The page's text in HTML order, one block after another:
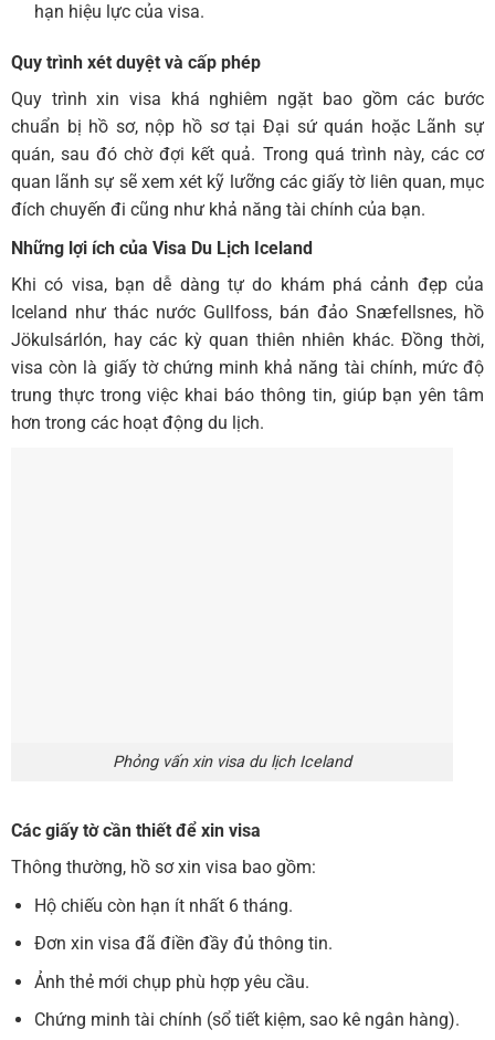
hạn hiệu lực của visa.
Quy trình xét duyệt và cấp phép
Quy trình xin visa khá nghiêm ngặt bao gồm các bước
chuẩn bị hồ sơ, nộp hồ sơ tại Đại sứ quán hoặc Lãnh sự
quán, sau đó chờ đợi kết quả. Trong quá trình này, các cơ
quan lãnh sự sẽ xem xét kỹ lưỡng các giấy tờ liên quan, mục
đích chuyến đi cũng như khả năng tài chính của bạn.
Những lợi ích của Visa Du Lịch Iceland
Khi có visa, bạn dễ dàng tự do khám phá cảnh đẹp của
Iceland như thác nước Gullfoss, bán đảo Snæfellsnes, hồ
Jökulsárlón, hay các kỳ quan thiên nhiên khác. Đồng thời,
visa còn là giấy tờ chứng minh khả năng tài chính, mức độ
trung thực trong việc khai báo thông tin, giúp bạn yên tâm
hơn trong các hoạt động du lịch.
Phỏng vấn xin visa du lịch Iceland
Các giấy tờ cần thiết để xin visa
Thông thường, hồ sơ xin visa bao gồm:
Hộ chiếu còn hạn ít nhất 6 tháng.
Đơn xin visa đã điền đầy đủ thông tin.
Ảnh thẻ mới chụp phù hợp yêu cầu.
Chứng minh tài chính (sổ tiết kiệm, sao kê ngân hàng).